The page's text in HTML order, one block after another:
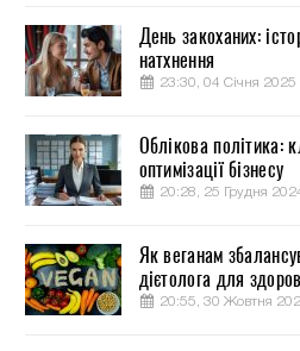
День закоханих:
натхнення
23:30, 04 Січня 2025
Облікова політика:
оптимізації бізнесу
20:28, 25 Грудня
Як веганам
дієтолога для
20:55, 30 Жовтня